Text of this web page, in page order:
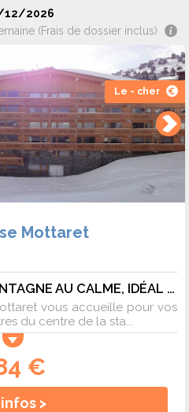
Remise Des Clés à L'agence
MOTTARET
12/2026
(Frais de dossier inclus)
Le - cher
Mottaret
2 PIÈCES AVEC COIN MONTAGNE AU CALME, IDÉAL POUR UNE FAMILLE - 5 pers. - 38m2 - TV - Animaux admis
vous accueille pour vos
du centre de la sta...
€
>